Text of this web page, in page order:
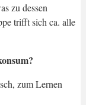
zu dessen
trifft sich ca. alle
zum Lernen